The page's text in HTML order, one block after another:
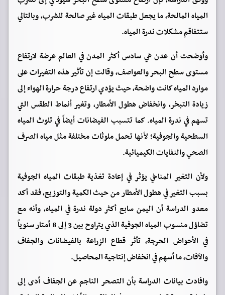
المياه المالحة، ما يجعل طبقات المياه غير صالحة للشرب، وبالتالي
ستتفاقم مشكلات ندرة المياه.
وأوضحت أن عدن هي سادس أكثر المدن في العالم عرضة لارتفاع
مستوى سطح البحر والعواصف، وقالت إن تأثير هذه التغيرات على
موارد المياه كانت واضحة، حيث يؤدي ارتفاع درجة حرارة الهواء إلى
زيادة التبخر، وانخفاض هطول الأمطار، وتغير أنماط الطقس التي
تسهم في ندرة المياه. كما تتسبب الفيضانات أيضاً في تلوث المياه
السطحية والجوفية؛ لأنها تحمل ملوثات مختلفة مثل مياه الصرف
الصحي والنفايات الكيميائية.
ولأن التغير المناخي يؤثر في إعادة تغذية طبقات المياه الجوفية
بسبب التغير في هطول الأمطار من حيث الكمية والتوزيع، فقد أكد
معدو الدراسة أن اليمن سابع أكثر دولة ندرة في المياه، وأنه مع
تضاؤل منسوب المياه الجوفية الذي يتراوح بين 3 إلى 8 أمتار سنوياً
في الأحواض الحرجة، تأثر قطاع الزراعة بالفيضانات والجفاف
والآفات، ما أسهم في انخفاض إنتاجية المحاصيل.
وافادت بيانات الدراسة بأن التصحر الناجم عن الجفاف أدى إلى